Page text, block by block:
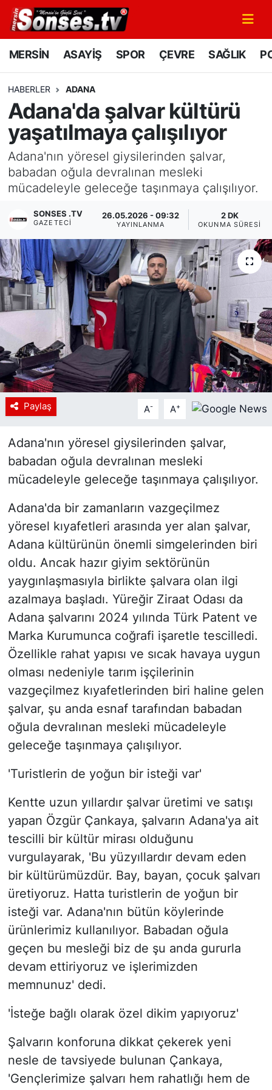
MERSİN ASAYİŞ SPOR ÇEVRE SAĞLIK
HABERLER ADANA
Adana'da şalvar kültürü
yaşatılmaya çalışılıyor
Adana'nın yöresel giysilerinden şalvar,
babadan oğula devralınan mesleki
mücadeleyle geleceğe taşınmaya çalışılıyor.
SONSES .TV
GAZETECI
26.05.2026 - 09:32
YAYINLANMA
2 DK
OKUNMA SÜRESI
Paylaş A- A+
Adana'nın yöresel giysilerinden şalvar,
babadan oğula devralınan mesleki
mücadeleyle geleceğe taşınmaya çalışılıyor.
Adana'da bir zamanların vazgeçilmez
yöresel kıyafetleri arasında yer alan şalvar,
Adana kültürünün önemli simgelerinden biri
oldu. Ancak hazır giyim sektörünün
yaygınlaşmasıyla birlikte şalvara olan ilgi
azalmaya başladı. Yüreğir Ziraat Odası da
Adana şalvarını 2024 yılında Türk Patent ve
Marka Kurumunca coğrafi işaretle tescilledi.
Özellikle rahat yapısı ve sıcak havaya uygun
olması nedeniyle tarım işçilerinin
vazgeçilmez kıyafetlerinden biri haline gelen
şalvar, şu anda esnaf tarafından babadan
oğula devralınan mesleki mücadeleyle
geleceğe taşınmaya çalışılıyor.
'Turistlerin de yoğun bir isteği var'
Kentte uzun yıllardır şalvar üretimi ve satışı
yapan Özgür Çankaya, şalvarın Adana'ya ait
tescilli bir kültür mirası olduğunu
vurgulayarak, 'Bu yüzyıllardır devam eden
bir kültürümüzdür. Bay, bayan, çocuk şalvarı
üretiyoruz. Hatta turistlerin de yoğun bir
isteği var. Adana'nın bütün köylerinde
ürünlerimiz kullanılıyor. Babadan oğula
geçen bu mesleği biz de şu anda gururla
devam ettiriyoruz ve işlerimizden
memnunuz' dedi.
'İsteğe bağlı olarak özel dikim yapıyoruz'
Şalvarın konforuna dikkat çekerek yeni
nesle de tavsiyede bulunan Çankaya,
'Gençlerimize şalvarı hem rahatlığı hem de
MERSİN
SPOR
GÜNÜN MANŞETİ
DÜNYA
SAĞLIK
Siyaset
YEREL HABER
Haberde insan
Tanıtım
Mersin Nöbetçi Eczaneler
Mersin Namaz Vakitleri
Mersin Trafik Yoğunluk Haritası
Süper Lig Puan Durumu ve Fikstür
Haber Arşivi